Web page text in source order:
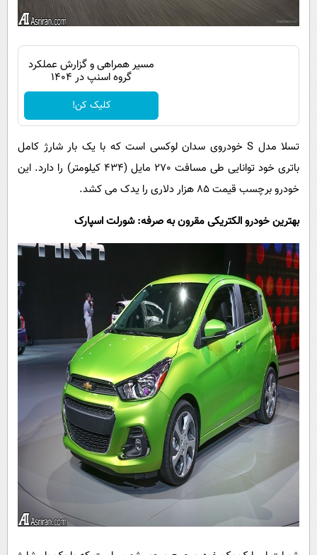
مسیر همراهی و گزارش عملکرد
گروه اسنپ در ۱۴۰۴
کلیک کن!
تسلا مدل S خودروی سدان لوکسی است که با یک بار شارژ کامل
باتری خود توانایی طی مسافت 270 مایل (434 کیلومتر) را دارد. این
خودرو برچسب قیمت 85 هزار دلاری را یدک می کشد.
بهترین خودرو الکتریکی مقرون به صرفه: شورلت اسپارک